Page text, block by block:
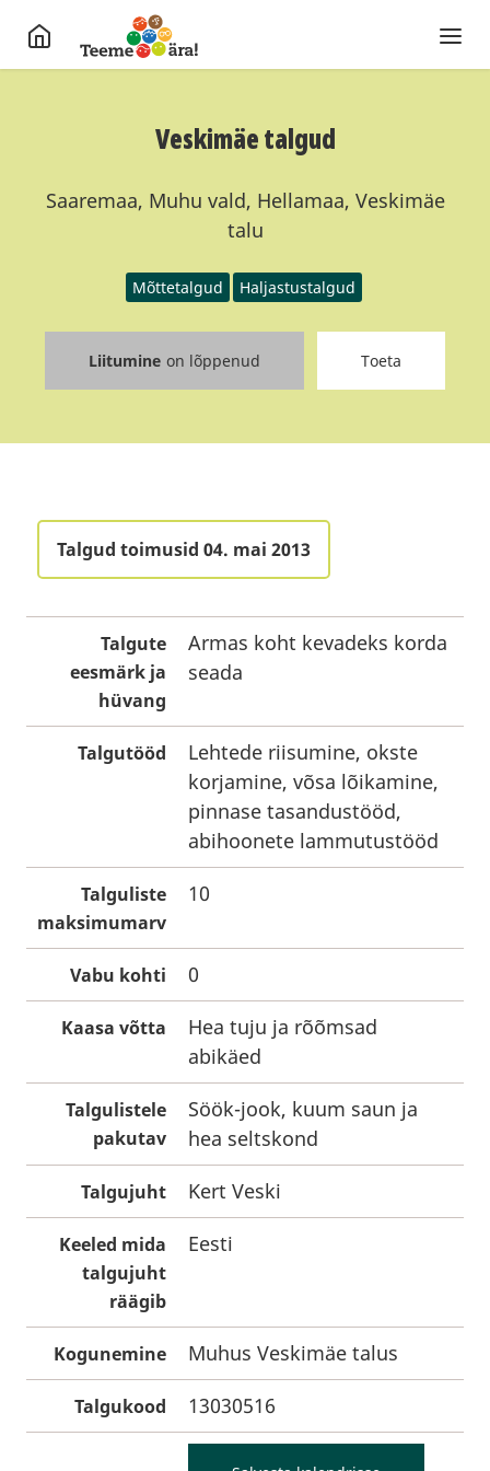
Veskimäe talgud
Saaremaa, Muhu vald, Hellamaa, Veskimäe
talu
Mõttetalgud Haljastustalgud
Liitumine on lõppenud Toeta
Talgud toimusid 04. mai 2013
Talgute
eesmärk ja
hüvang
Armas koht kevadeks korda
seada
Talgutööd
Lehtede riisumine, okste
korjamine, võsa lõikamine,
pinnase tasandustööd,
abihoonete lammutustööd
Talguliste
maksimumarv
10
Vabu kohti 0
Kaasa võtta
Hea tuju ja rõõmsad
abikäed
Talgulistele
pakutav
Söök-jook, kuum saun ja
hea seltskond
Talgujuht Kert Veski
Keeled mida
talgujuht
räägib
Eesti
Kogunemine Muhus Veskimäe talus
Talgukood 13030516